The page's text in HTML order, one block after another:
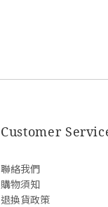
Customer
聯絡我們
購物須知
退換貨政策